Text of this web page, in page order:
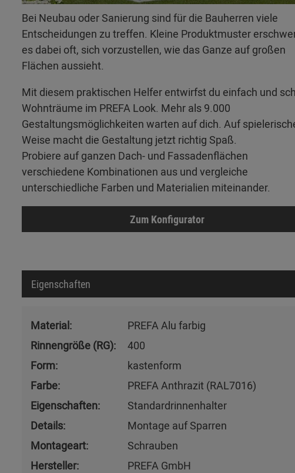
Bei Neubau oder Sanierung sind für die Bauherren viele
Entscheidungen zu treffen. Kleine Produktmuster
es dabei oft, sich vorzustellen, wie das Ganze auf großen
Flächen aussieht.
Mit diesem praktischen Helfer entwirfst du einfach und
Wohnträume im PREFA Look. Mehr als 9.000
Gestaltungsmöglichkeiten warten auf dich. Auf
Weise macht die Gestaltung jetzt richtig Spaß.
Probiere auf ganzen Dach- und Fassadenflächen
verschiedene Kombinationen aus und vergleiche
unterschiedliche Farben und Materialien miteinander.
Zum Konfigurator
Eigenschaften
Material:
PREFA Alu farbig
Rinnengröße (RG):
400
Form:
kastenform
Farbe:
PREFA Anthrazit (RAL7016)
Eigenschaften:
Standardrinnenhalter
Details:
Montage auf Sparren
Montageart:
Schrauben
Hersteller:
PREFA GmbH